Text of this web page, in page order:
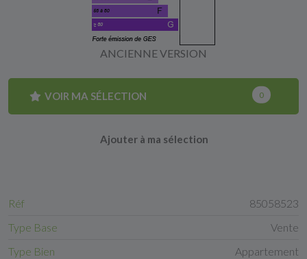
ANCIENNE VERSION
VOIR MA SÉLECTION 0
Ajouter à ma sélection
Réf
85058523
Type Base
Vente
Type Bien
Appartement